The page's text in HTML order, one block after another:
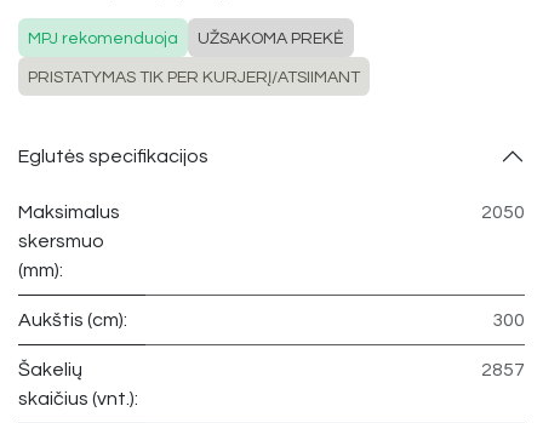
MPJ rekomenduoja UŽSAKOMA PREKĖ
PRISTATYMAS TIK PER KURJERĮ/ATSIIMANT
Eglutės specifikacijos
Maksimalus
skersmuo
(mm):
2050
Aukštis (cm): 300
Šakelių
skaičius (vnt.):
2857